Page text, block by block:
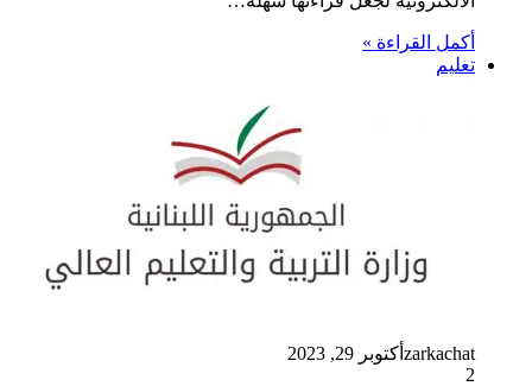
أكمل القراءة »
تعليم
zarkachat أكتوبر 29, 2023
2